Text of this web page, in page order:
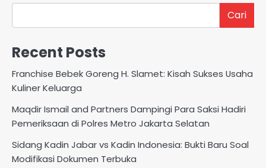
Cari
Recent Posts
Franchise Bebek Goreng H. Slamet: Kisah Sukses Usaha
Kuliner Keluarga
Maqdir Ismail and Partners Dampingi Para Saksi Hadiri
Pemeriksaan di Polres Metro Jakarta Selatan
Sidang Kadin Jabar vs Kadin Indonesia: Bukti Baru Soal
Modifikasi Dokumen Terbuka